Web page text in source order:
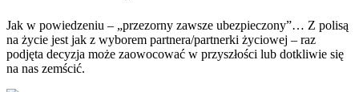
Jak w powiedzeniu – „przezorny zawsze ubezpieczony”… Z polisą
na życie jest jak z wyborem partnera/partnerki życiowej – raz
podjęta decyzja może zaowocować w przyszłości lub dotkliwie się
na nas zemścić.